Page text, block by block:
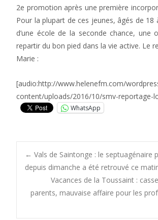
2e promotion après une première
Pour la plupart de ces jeunes, âgés de 18
d’une école de la seconde chance, une
repartir du bon pied dans la vie active. Le
Marie :
[audio:http://www.helenefm.com/
content/uploads/2016/10/smv-reportage-
WhatsApp
Post
navigation
← Vals de Saintonge : le septuagénaire
depuis dimanche a été retrouvé ce
Vacances de la Toussaint :
parents, mauvaise affaire pour les